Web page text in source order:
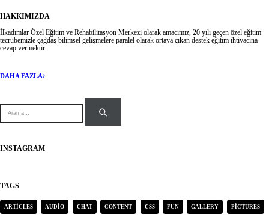
HAKKIMIZDA
İlkadımlar Özel Eğitim ve Rehabilitasyon Merkezi olarak amacımız, 20 yılı geçen özel eğitim
tecrübemizle çağdaş bilimsel gelişmelere paralel olarak ortaya çıkan destek eğitim ihtiyacına
cevap vermektir.
DAHA FAZLA
INSTAGRAM
TAGS
ARTICLES AUDIO CHAT CONTENT CSS FUN GALLERY PICTURES